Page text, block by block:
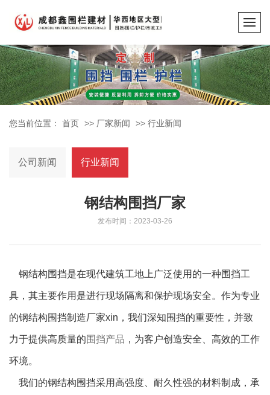
您当前位置： 首页 >> 厂家新闻 >> 行业新闻
公司新闻 行业新闻
钢结构围挡厂家
发布时间：2023-03-26
钢结构围挡是在现代建筑工地上广泛使用的一种围挡工
具，其主要作用是进行现场隔离和保护现场安全。作为专业
的钢结构围挡制造厂家xin，我们深知围挡的重要性，并致
力于提供高质量的围挡产品 ，为客户创造安全、高效的工作
环境。
我们的钢结构围挡采用高强度、耐久性强的材料制成，承